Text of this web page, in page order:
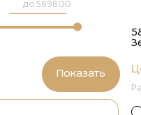
до